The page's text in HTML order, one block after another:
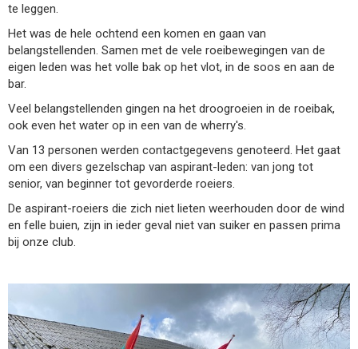
te leggen.
Het was de hele ochtend een komen en gaan van
belangstellenden. Samen met de vele roeibewegingen van de
eigen leden was het volle bak op het vlot, in de soos en aan de
bar.
Veel belangstellenden gingen na het droogroeien in de roeibak,
ook even het water op in een van de wherry's.
Van 13 personen werden contactgegevens genoteerd. Het gaat
om een divers gezelschap van aspirant-leden: van jong tot
senior, van beginner tot gevorderde roeiers.
De aspirant-roeiers die zich niet lieten weerhouden door de wind
en felle buien, zijn in ieder geval niet van suiker en passen prima
bij onze club.